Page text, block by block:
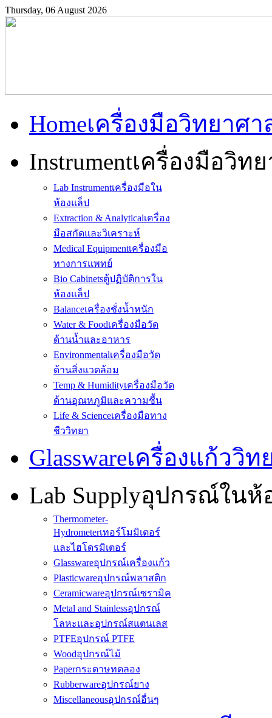
Thursday, 06 August 2026
Homeเครื่องมือวิทยาศา
Instrumentเครื่องมือวิท
Lab Instrumentเครื่องมือใน
ห้องแล็ป
Extraction & Analyticalเครื่อง
มือสกัดและวิเคราะห์
Medical Equipmentเครื่องมือ
ทางการแพทย์
Bio Cabinetsตู้ปฏิบัติการใน
ห้องแล็ป
Balanceเครื่องชั่งน้ำหนัก
Water & Foodเครื่องมือวัด
ด้านน้ำและอาหาร
Environmentalเครื่องมือวัด
ด้านสิ่งแวดล้อม
Temp & Humidityเครื่องมือวัด
ด้านอุณหภูมิและความชื้น
Life & Scienceเครื่องมือทาง
ชีววิทยา
Glasswareเครื่องแก้ววิท
Lab Supplyอุปกรณ์ในห้
Thermometer-
Hydrometerเทอร์โมมิเตอร์
และไฮโดรมิเตอร์
Glasswareอุปกรณ์เครื่องแก้ว
Plasticwareอุปกรณ์พลาสติก
Ceramicwareอุปกรณ์เซรามิค
Metal and Stainlessอุปกรณ์
โลหะและอุปกรณ์สแตนเลส
PTFEอุปกรณ์ PTFE
Woodอุปกรณ์ไม้
Paperกระดาษทดลอง
Rubberwareอุปกรณ์ยาง
Miscellaneousอุปกรณ์อื่นๆ